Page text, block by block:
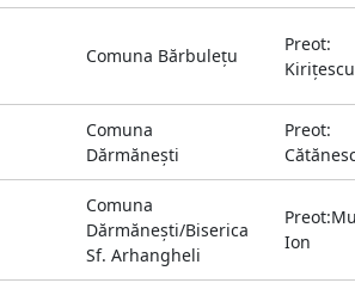
Comuna Bărbuleţu
Preot:
Comuna
Dărmăneşti
Preot:
Comuna
Dărmăneşti/Biserica
Sf. Arhangheli
Ion